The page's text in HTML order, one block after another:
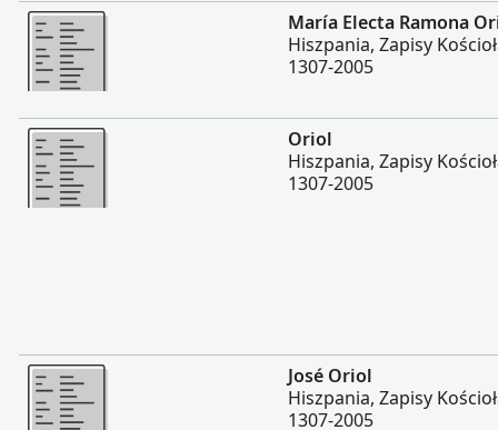
Więcej
María Electa Ramona
Hiszpania, Zapisy
1307-2005
Więcej
Oriol
Hiszpania, Zapisy
1307-2005
Więcej
José Oriol
Hiszpania, Zapisy
1307-2005